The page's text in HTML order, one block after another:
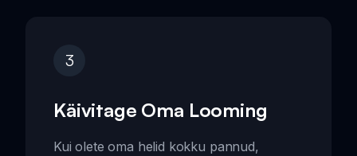
3
Käivitage Oma Looming
Kui olete oma helid kokku pannud,